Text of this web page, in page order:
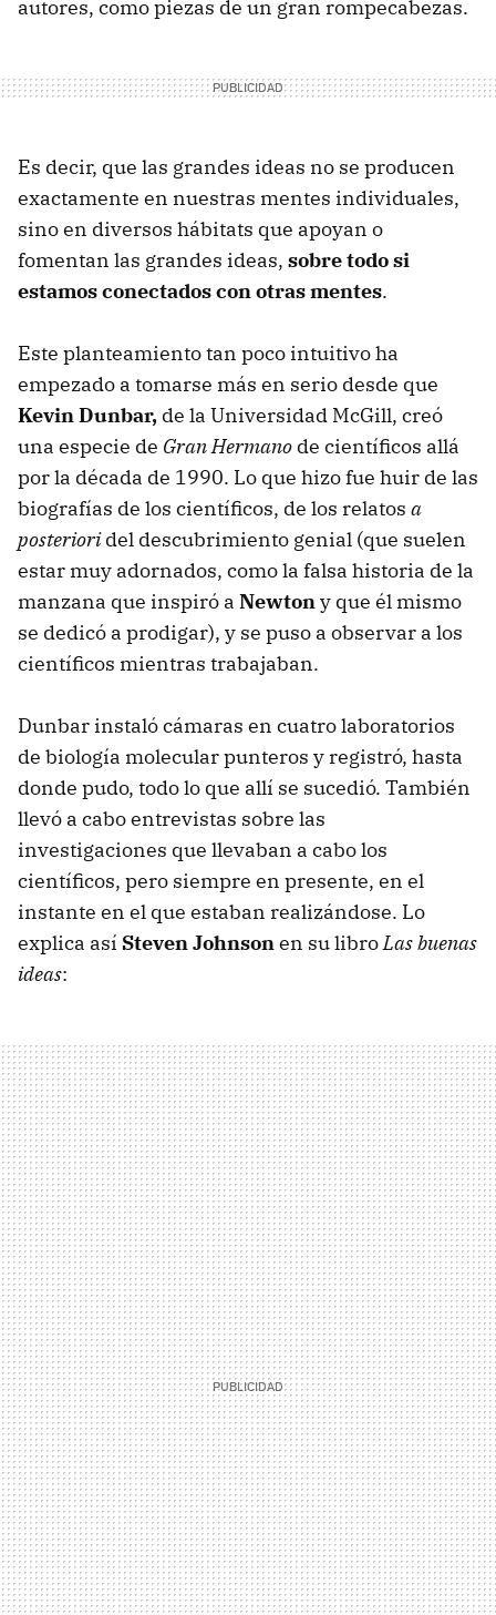
autores, como piezas de un gran rompecabezas.
Es decir, que las grandes ideas no se producen
exactamente en nuestras mentes individuales,
sino en diversos hábitats que apoyan o
fomentan las grandes ideas, sobre todo si
estamos conectados con otras mentes.
Este planteamiento tan poco intuitivo ha
empezado a tomarse más en serio desde que
Kevin Dunbar, de la Universidad McGill, creó
una especie de Gran Hermano de científicos allá
por la década de 1990. Lo que hizo fue huir de las
biografías de los científicos, de los relatos a
posterioridel descubrimiento genial (que suelen
estar muy adornados, como la falsa historia de la
manzana que inspiró a Newtony que él mismo
se dedicó a prodigar), y se puso a observar a los
científicos mientras trabajaban.
Dunbar instaló cámaras en cuatro laboratorios
de biología molecular punteros y registró, hasta
donde pudo, todo lo que allí se sucedió. También
llevó a cabo entrevistas sobre las
investigaciones que llevaban a cabo los
científicos, pero siempre en presente, en el
instante en el que estaban realizándose. Lo
explica así Steven Johnsonen su libroLas buenas
ideas: